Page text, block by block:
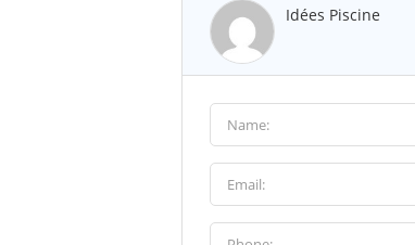
Idées Piscine